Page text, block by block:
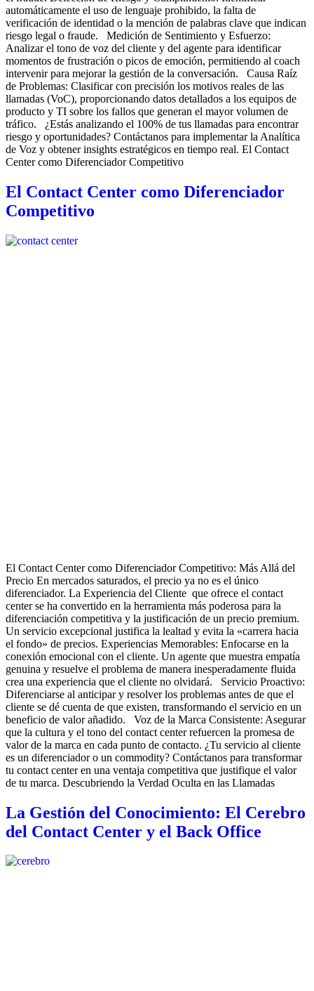
automáticamente el uso de lenguaje prohibido, la falta de
verificación de identidad o la mención de palabras clave que indican
riesgo legal o fraude. Medición de Sentimiento y Esfuerzo:
Analizar el tono de voz del cliente y del agente para identificar
momentos de frustración o picos de emoción, permitiendo al coach
intervenir para mejorar la gestión de la conversación. Causa Raíz
de Problemas: Clasificar con precisión los motivos reales de las
llamadas (VoC), proporcionando datos detallados a los equipos de
producto y TI sobre los fallos que generan el mayor volumen de
tráfico. ¿Estás analizando el 100% de tus llamadas para encontrar
riesgo y oportunidades? Contáctanos para implementar la Analítica
de Voz y obtener insights estratégicos en tiempo real. El Contact
Center como Diferenciador Competitivo
El Contact Center como Diferenciador
Competitivo
El Contact Center como Diferenciador Competitivo: Más Allá del
Precio En mercados saturados, el precio ya no es el único
diferenciador. La Experiencia del Cliente que ofrece el contact
center se ha convertido en la herramienta más poderosa para la
diferenciación competitiva y la justificación de un precio premium.
Un servicio excepcional justifica la lealtad y evita la «carrera hacia
el fondo» de precios. Experiencias Memorables: Enfocarse en la
conexión emocional con el cliente. Un agente que muestra empatía
genuina y resuelve el problema de manera inesperadamente fluida
crea una experiencia que el cliente no olvidará. Servicio Proactivo:
Diferenciarse al anticipar y resolver los problemas antes de que el
cliente se dé cuenta de que existen, transformando el servicio en un
beneficio de valor añadido. Voz de la Marca Consistente: Asegurar
que la cultura y el tono del contact center refuercen la promesa de
valor de la marca en cada punto de contacto. ¿Tu servicio al cliente
es un diferenciador o un commodity? Contáctanos para transformar
tu contact center en una ventaja competitiva que justifique el valor
de tu marca. Descubriendo la Verdad Oculta en las Llamadas
La Gestión del Conocimiento: El Cerebro
del Contact Center y el Back Office